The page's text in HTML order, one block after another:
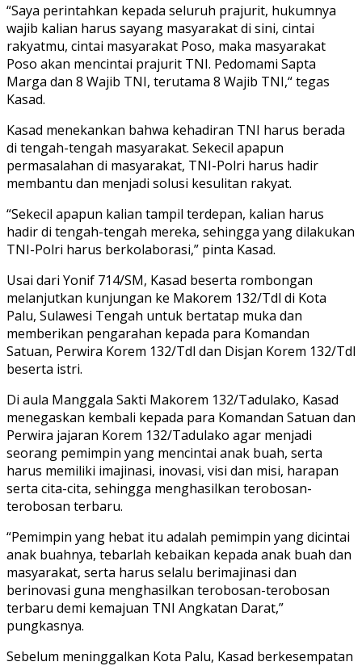
“Saya perintahkan kepada seluruh prajurit, hukumnya
wajib kalian harus sayang masyarakat di sini, cintai
rakyatmu, cintai masyarakat Poso, maka masyarakat
Poso akan mencintai prajurit TNI. Pedomami Sapta
Marga dan 8 Wajib TNI, terutama 8 Wajib TNI,“ tegas
Kasad.
Kasad menekankan bahwa kehadiran TNI harus berada
di tengah-tengah masyarakat. Sekecil apapun
permasalahan di masyarakat, TNI-Polri harus hadir
membantu dan menjadi solusi kesulitan rakyat.
“Sekecil apapun kalian tampil terdepan, kalian harus
hadir di tengah-tengah mereka, sehingga yang dilakukan
TNI-Polri harus berkolaborasi,” pinta Kasad.
Usai dari Yonif 714/SM, Kasad beserta rombongan
melanjutkan kunjungan ke Makorem 132/Tdl di Kota
Palu, Sulawesi Tengah untuk bertatap muka dan
memberikan pengarahan kepada para Komandan
Satuan, Perwira Korem 132/Tdl dan Disjan Korem 132/Tdl
beserta istri.
Di aula Manggala Sakti Makorem 132/Tadulako, Kasad
menegaskan kembali kepada para Komandan Satuan dan
Perwira jajaran Korem 132/Tadulako agar menjadi
seorang pemimpin yang mencintai anak buah, serta
harus memiliki imajinasi, inovasi, visi dan misi, harapan
serta cita-cita, sehingga menghasilkan terobosan-
terobosan terbaru.
“Pemimpin yang hebat itu adalah pemimpin yang dicintai
anak buahnya, tebarlah kebaikan kepada anak buah dan
masyarakat, serta harus selalu berimajinasi dan
berinovasi guna menghasilkan terobosan-terobosan
terbaru demi kemajuan TNI Angkatan Darat,”
pungkasnya.
Sebelum meninggalkan Kota Palu, Kasad berkesempatan